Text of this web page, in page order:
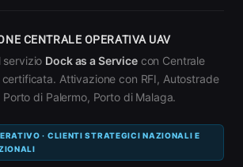
CENTRALE OPERATIVA UAV
servizio Dock as a Servicecon Centrale
Attivazione con RFI, Autostrade
Porto di Palermo, Porto di Malaga.
· CLIENTI STRATEGICI NAZIONALI E